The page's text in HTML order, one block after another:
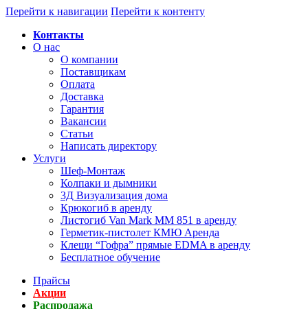
Перейти к навигации Перейти к контенту
Контакты
О нас
О компании
Поставщикам
Оплата
Доставка
Гарантия
Вакансии
Статьи
Написать директору
Услуги
Шеф-Монтаж
Колпаки и дымники
3Д Визуализация дома
Крюкогиб в аренду
Листогиб Van Mark MM 851 в аренду
Герметик-пистолет КМЮ Аренда
Клещи “Гофра” прямые EDMA в аренду
Бесплатное обучение
Прайсы
Акции
Распродажа